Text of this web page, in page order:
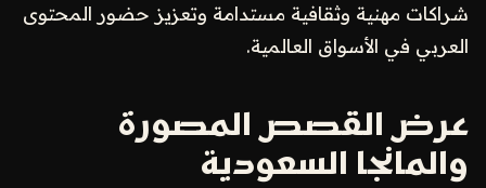
شراكات مهنية وثقافية مستدامة وتعزيز حضور المحتوى
العربي في الأسواق العالمية.
عرض القصص المصورة
والمانجا السعودية